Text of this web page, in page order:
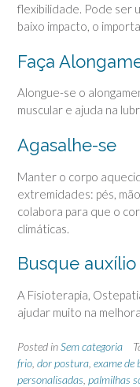
flexibilidade. Pode ser
baixo impacto, o
Faça
Alongue-se o
muscular e ajuda na
Agasalhe-se
Manter o corpo
extremidades: pés,
colabora para que o
climáticas.
Busque auxílio
A Fisioterapia,
ajudar muito na
Posted inSem categoria
frio dor postura exame de
personalisadas palmilhas